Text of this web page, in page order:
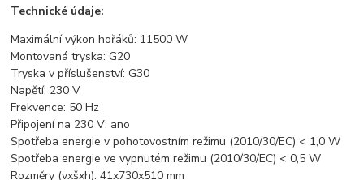
Technické údaje:
Maximální výkon hořáků: 11500 W
Montovaná tryska: G20
Tryska v příslušenství: G30
Napětí: 230 V
Frekvence: 50 Hz
Připojení na 230 V: ano
Spotřeba energie v pohotovostním režimu (2010/30/EC) < 1,0 W
Spotřeba energie ve vypnutém režimu (2010/30/EC) < 0,5 W
Rozměry (vxšxh): 41x730x510 mm